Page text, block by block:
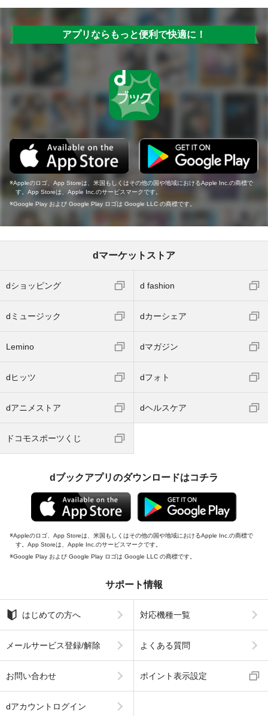
アプリならもっと便利で快適に！
Appleのロゴ、App Storeは、米国もしくはその他の国や地域におけるApple Inc.の商標で
す。App Storeは、Apple Inc.のサービスマークです。
Google Play および Google Play ロゴは Google LLC の商標です。
dマーケットストア
dショッピング d fashion
dミュージック dカーシェア
Lemino dマガジン
dヒッツ dフォト
dアニメストア dヘルスケア
ドコモスポーツくじ
dブックアプリのダウンロードはコチラ
Appleのロゴ、App Storeは、米国もしくはその他の国や地域におけるApple Inc.の商標で
す。App Storeは、Apple Inc.のサービスマークです。
Google Play および Google Play ロゴは Google LLC の商標です。
サポート情報
はじめての方へ 対応機種一覧
メールサービス登録/解除 よくある質問
お問い合わせ ポイント表示設定
dアカウントログイン